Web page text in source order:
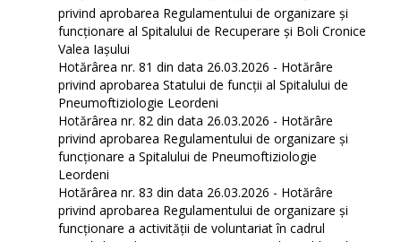
privind aprobarea Regulamentului de organizare şi
funcţionare al Spitalului de Recuperare și Boli Cronice
Valea Iaşului
Hotărârea nr. 81 din data 26.03.2026 - Hotărâre
privind aprobarea Statului de funcții al Spitalului de
Pneumoftiziologie Leordeni
Hotărârea nr. 82 din data 26.03.2026 - Hotărâre
privind aprobarea Regulamentului de organizare şi
funcţionare a Spitalului de Pneumoftiziologie
Leordeni
Hotărârea nr. 83 din data 26.03.2026 - Hotărâre
privind aprobarea Regulamentului de organizare și
funcționare a activității de voluntariat în cadrul